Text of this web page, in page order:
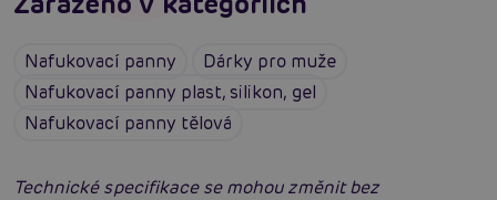
Nafukovací panny
Dárky pro muže
Nafukovací panny plast, silikon, gel
Nafukovací panny tělová
Technické specifikace se mohou změnit bez